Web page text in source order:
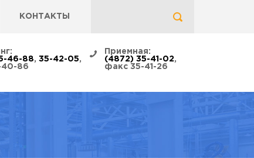
КОНТАКТЫ
46-88, 35-42-05,
40-86
Приемная:
(4872) 35-41-02,
факс 35-41-26